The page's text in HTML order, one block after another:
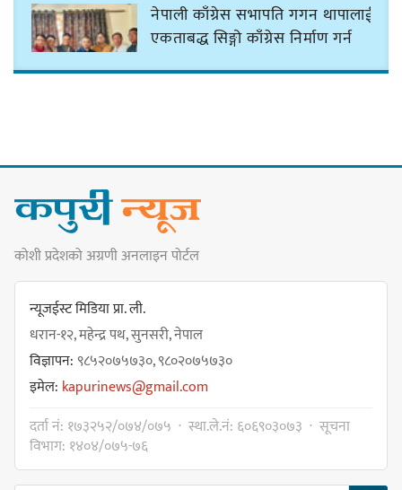
नेपाली काँग्रेस सभापति गगन थापालाई
एकताबद्ध सिङ्गो काँग्रेस निर्माण गर्न
बास्केटबलको उपाधि
प्रभातलाई,पाराडाइज उपविजेतामा
सीमित
हर्क साम्पाङको क्युआरटी विघटन गर्ने
विज्ञप्ती
डिपो बास्केटबलको फाइनलमा प्रभात र
पाराडाइज भिड्ने
कोशी प्रदेशको अग्रणी अनलाइन पोर्टल
न्यूजईस्ट मिडिया प्रा. ली.
धरान-१२, महेन्द्र पथ, सुनसरी, नेपाल
विज्ञापन:९८५२०७५७३०, ९८०२०७५७३०
इमेल: kapurinews@gmail.com
दर्ता नं: १७३२५२/०७४/०७५ · स्था.ले.नं: ६०६९०३०७३ · सूचना
विभाग: १४०४/०७५-७६